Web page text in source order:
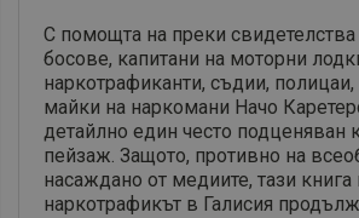
С помощта на преки свидетелства
босове, капитани на моторни
наркотрафиканти, съдии,
майки на наркомани Начо
детайлно един често подценяван
пейзаж. Защото, противно на
насаждано от медиите, тази книга
наркотрафикът в Галисия